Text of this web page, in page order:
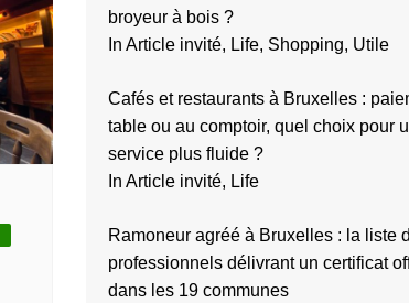
broyeur à bois ?
In Article invité, Life, Shopping, Utile
Cafés et restaurants à Bruxelles :
table ou au comptoir, quel choix pour
service plus fluide ?
In Article invité, Life
Ramoneur agréé à Bruxelles : la liste
professionnels délivrant un certificat
dans les 19 communes